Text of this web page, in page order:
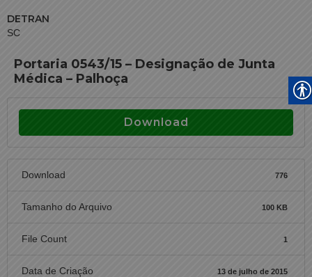
DETRAN
SC
Portaria 0543/15 – Designação de Junta
Médica – Palhoça
Download
Download 776
Tamanho do Arquivo 100 KB
File Count 1
Data de Criação 13 de julho de 2015